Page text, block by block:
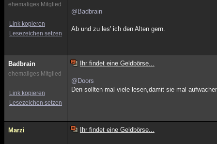
ehemaliges Mitglied
Link kopieren
Lesezeichen setzen
@Badbrain
Ab und zu les' ich den Alten gern.
Badbrain
ehemaliges Mitglied
Link kopieren
Lesezeichen setzen
Ihr findet eine Geldbörse...
@Doors
Den sollten mal viele lesen,damit sie mal
Marzi Ihr findet eine Geldbörse...